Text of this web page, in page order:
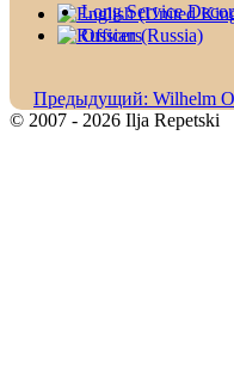
Long Service
Officers
Предыдущий: Wilhelm
© 2007 - 2026 Ilja Repetski